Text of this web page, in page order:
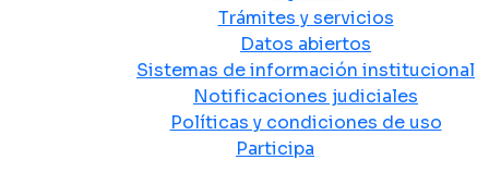
Trámites y servicios
Datos abiertos
Sistemas de información institucional
Notificaciones judiciales
Políticas y condiciones de uso
Participa